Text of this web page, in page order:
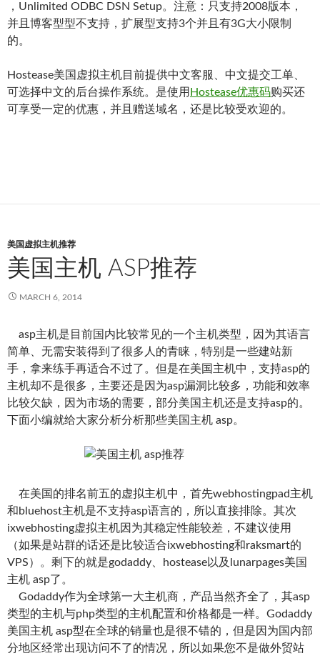
，Unlimited ODBC DSN Setup。注意：只支持2008版本，
并且博客型型不支持，扩展型支持3个并且有3G大小限制
的。
Hostease美国虚拟主机目前提供中文客服、中文提交工单、
可选择中文的后台操作系统。是使用 Hostease优惠码购买还
可享受一定的优惠，并且赠送域名，还是比较受欢迎的。
美国虚拟主机推荐
美国主机 ASP推荐
MARCH 6, 2014
asp主机是目前国内比较常见的一个主机类型，因为其语言
简单、无需安装得到了很多人的青睐，特别是一些建站新
手，拿来练手再适合不过了。但是在美国主机中，支持asp的
主机却不是很多，主要还是因为asp漏洞比较多，功能和效率
比较欠缺，因为市场的需要，部分美国主机还是支持asp的。
下面小编就给大家分析分析那些美国主机 asp。
在美国的排名前五的虚拟主机中，首先webhostingpad主机
和bluehost主机是不支持asp语言的，所以直接排除。其次
ixwebhosting虚拟主机因为其稳定性能较差，不建议使用
（如果是站群的话还是比较适合ixwebhosting和raksmart的
VPS）。剩下的就是godaddy、hostease以及lunarpages美国
主机 asp了。
Godaddy作为全球第一大主机商，产品当然齐全了，其asp
类型的主机与php类型的主机配置和价格都是一样。Godaddy
美国主机 asp型在全球的销量也是很不错的，但是因为国内部
分地区经常出现访问不了的情况，所以如果您不是做外贸站